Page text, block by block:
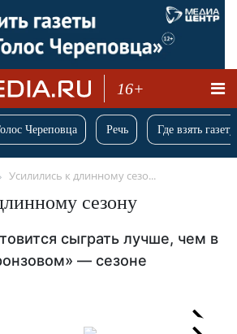
16+
Череповца Речь Где взять
Усилились к длинному сезо...
сезону
сыграть лучше, чем в
— сезоне